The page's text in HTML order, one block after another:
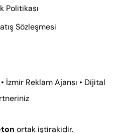
Politikası
Sözleşmesi
İzmir Reklam Ajansı • Dijital
ortak iştirakidir.